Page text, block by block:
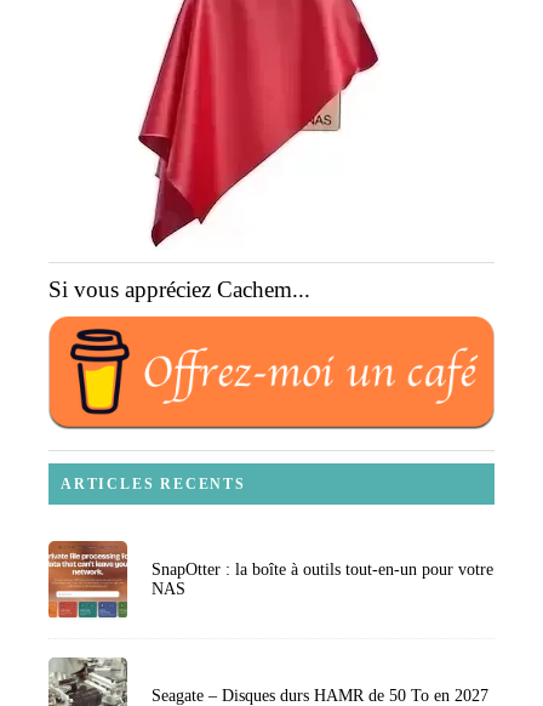
Si vous appréciez Cachem...
ARTICLES RECENTS
SnapOtter : la boîte à outils tout-en-un pour votre
NAS
Seagate – Disques durs HAMR de 50 To en 2027